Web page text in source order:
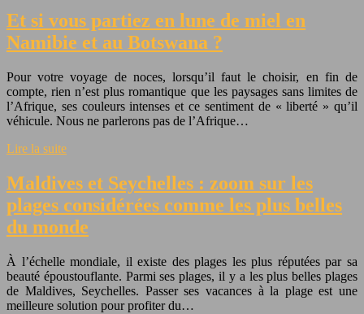
Et si vous partiez en lune de miel en
Namibie et au Botswana ?
Pour votre voyage de noces, lorsqu’il faut le choisir, en fin de
compte, rien n’est plus romantique que les paysages sans limites de
l’Afrique, ses couleurs intenses et ce sentiment de « liberté » qu’il
véhicule. Nous ne parlerons pas de l’Afrique…
Lire la suite
Maldives et Seychelles : zoom sur les
plages considérées comme les plus belles
du monde
À l’échelle mondiale, il existe des plages les plus réputées par sa
beauté époustouflante. Parmi ses plages, il y a les plus belles plages
de Maldives, Seychelles. Passer ses vacances à la plage est une
meilleure solution pour profiter du…